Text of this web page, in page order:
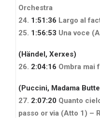
Orchestra
24. 1:51:36 Largo al
25. 1:56:53 Una voce
(Händel, Xerxes)
26. 2:04:16 Ombra mai
(Puccini, Madama
27. 2:07:20 Quanto
passo or via (Atto 1) –